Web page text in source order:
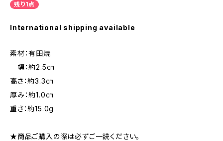
残り1点
International shipping available
素材：有田焼
幅：約2.5㎝
高さ：約3.3㎝
厚み：約1.0㎝
重さ：約15.0g
★商品ご購入の際は必ずご一読ください。